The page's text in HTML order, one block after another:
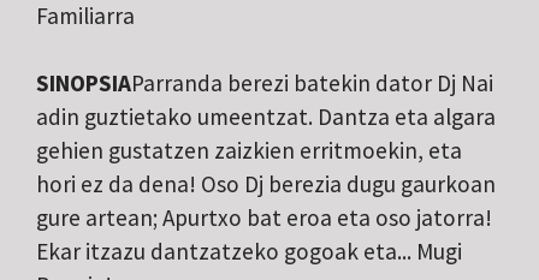
Familiarra
SINOPSIAParranda berezi batekin dator Dj Nai
adin guztietako umeentzat. Dantza eta algara
gehien gustatzen zaizkien erritmoekin, eta
hori ez da dena! Oso Dj berezia dugu gaurkoan
gure artean; Apurtxo bat eroa eta oso jatorra!
Ekar itzazu dantzatzeko gogoak eta... Mugi